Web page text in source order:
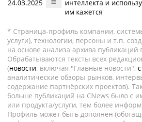
24.03.2025
интеллекта и
им кажется
* Страница-профиль компании,
услуги), технологии, персоны и т.п.
на основе анализа архива публикаций
Обрабатываются тексты всех
(новости, включая "Главные новости",
аналитические обзоры рынков,
содержание партнёрских проектов).
больше публикаций на CNews было с
или продукта/услуги, тем более
Профиль может быть дополнен